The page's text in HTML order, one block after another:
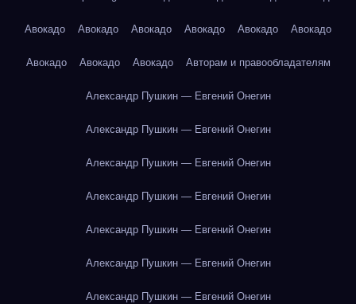
Авокадо Авокадо Авокадо Авокадо Авокадо Авокадо
Авокадо Авокадо Авокадо Авторам и правообладателям
Александр Пушкин — Евгений Онегин
Александр Пушкин — Евгений Онегин
Александр Пушкин — Евгений Онегин
Александр Пушкин — Евгений Онегин
Александр Пушкин — Евгений Онегин
Александр Пушкин — Евгений Онегин
Александр Пушкин — Евгений Онегин